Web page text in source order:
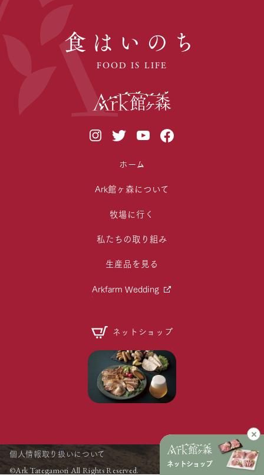
ネットショップ
食はいのち
FOOD IS LIFE
ホーム
Ark館ヶ森について
牧場に行く
私たちの取り組み
生産品を見る
Arkfarm Wedding
ネットショップ
個人情報取り扱いについて
©Ark Tategamori All Rights Reserved.